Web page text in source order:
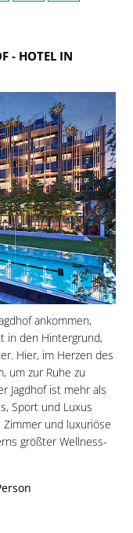
- HOTEL IN
ankommen,
in den Hintergrund,
Hier, im Herzen des
um zur Ruhe zu
Jagdhof ist mehr als
Sport und Luxus
und luxuriöse
größter Wellness-